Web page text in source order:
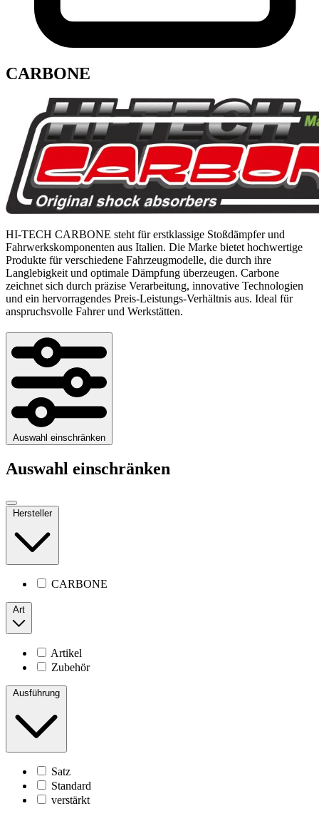
CARBONE
HI-TECH CARBONE steht für erstklassige Stoßdämpfer und
Fahrwerkskomponenten aus Italien. Die Marke bietet hochwertige
Produkte für verschiedene Fahrzeugmodelle, die durch ihre
Langlebigkeit und optimale Dämpfung überzeugen. Carbone
zeichnet sich durch präzise Verarbeitung, innovative Technologien
und ein hervorragendes Preis-Leistungs-Verhältnis aus. Ideal für
anspruchsvolle Fahrer und Werkstätten.
Auswahl einschränken
Auswahl einschränken
Hersteller
CARBONE
Art
Artikel
Zubehör
Ausführung
Satz
Standard
verstärkt